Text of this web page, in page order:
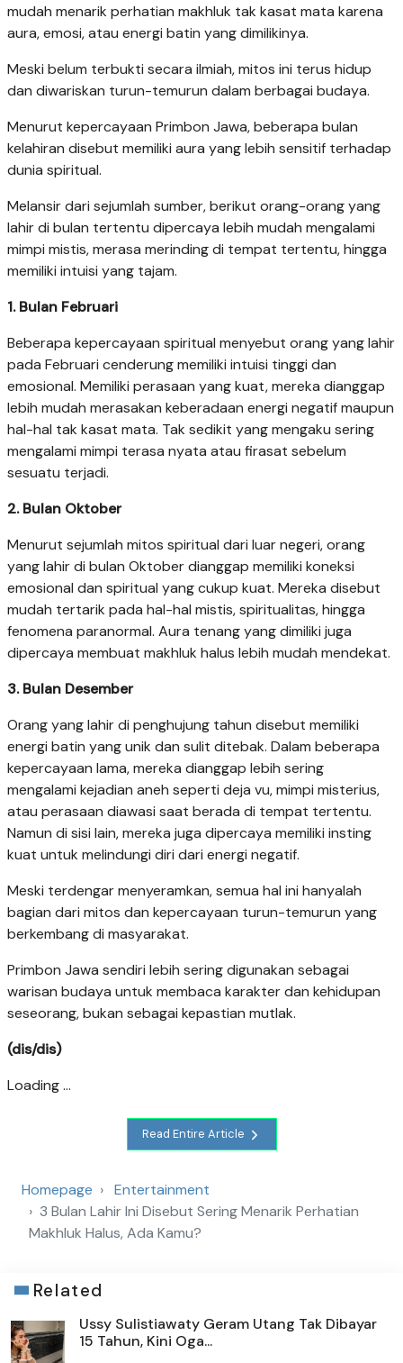
mudah menarik perhatian makhluk tak kasat mata karena
aura, emosi, atau energi batin yang dimilikinya.
Meski belum terbukti secara ilmiah, mitos ini terus hidup
dan diwariskan turun-temurun dalam berbagai budaya.
Menurut kepercayaan Primbon Jawa, beberapa bulan
kelahiran disebut memiliki aura yang lebih sensitif terhadap
dunia spiritual.
Melansir dari sejumlah sumber, berikut orang-orang yang
lahir di bulan tertentu dipercaya lebih mudah mengalami
mimpi mistis, merasa merinding di tempat tertentu, hingga
memiliki intuisi yang tajam.
1. Bulan Februari
Beberapa kepercayaan spiritual menyebut orang yang lahir
pada Februari cenderung memiliki intuisi tinggi dan
emosional. Memiliki perasaan yang kuat, mereka dianggap
lebih mudah merasakan keberadaan energi negatif maupun
hal-hal tak kasat mata. Tak sedikit yang mengaku sering
mengalami mimpi terasa nyata atau firasat sebelum
sesuatu terjadi.
2. Bulan Oktober
Menurut sejumlah mitos spiritual dari luar negeri, orang
yang lahir di bulan Oktober dianggap memiliki koneksi
emosional dan spiritual yang cukup kuat. Mereka disebut
mudah tertarik pada hal-hal mistis, spiritualitas, hingga
fenomena paranormal. Aura tenang yang dimiliki juga
dipercaya membuat makhluk halus lebih mudah mendekat.
3. Bulan Desember
Orang yang lahir di penghujung tahun disebut memiliki
energi batin yang unik dan sulit ditebak. Dalam beberapa
kepercayaan lama, mereka dianggap lebih sering
mengalami kejadian aneh seperti deja vu, mimpi misterius,
atau perasaan diawasi saat berada di tempat tertentu.
Namun di sisi lain, mereka juga dipercaya memiliki insting
kuat untuk melindungi diri dari energi negatif.
Meski terdengar menyeramkan, semua hal ini hanyalah
bagian dari mitos dan kepercayaan turun-temurun yang
berkembang di masyarakat.
Primbon Jawa sendiri lebih sering digunakan sebagai
warisan budaya untuk membaca karakter dan kehidupan
seseorang, bukan sebagai kepastian mutlak.
(dis/dis)
Loading ...
Read Entire Article
Homepage
Entertainment
3 Bulan Lahir Ini Disebut Sering Menarik Perhatian
Makhluk Halus, Ada Kamu?
Related
Ussy Sulistiawaty Geram Utang Tak Dibayar
15 Tahun, Kini Oga...